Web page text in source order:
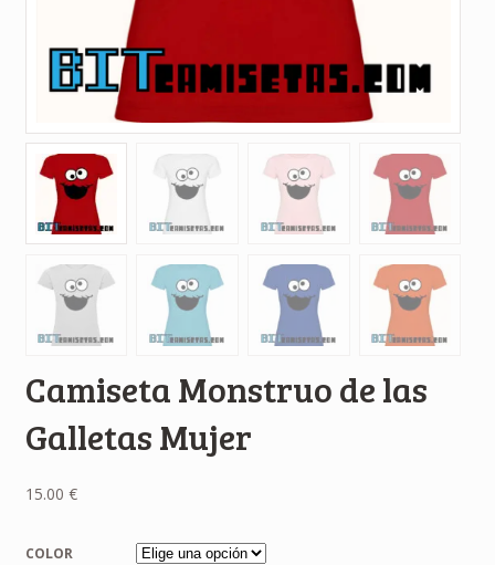
Camiseta Monstruo de las
Galletas Mujer
15.00 €
COLOR